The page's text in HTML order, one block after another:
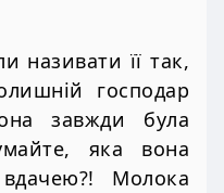
називати її так,
господар
завжди була
яка вона
Молока